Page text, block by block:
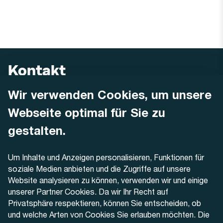
Wir verwenden Cookies, um unsere
Webseite optimal für Sie zu
gestalten.
Um Inhalte und Anzeigen personalisieren, Funktionen für
soziale Medien anbieten und die Zugriffe auf unsere
Website analysieren zu können, verwenden wir und einige
unserer Partner Cookies. Da wir Ihr Recht auf
Privatsphäre respektieren, können Sie entscheiden, ob
und welche Arten von Cookies Sie erlauben möchten. Die
Kontakt
AREMO
Dornacherstrasse 48
4500 Solothurn
+41 32 622 37 22
Kontaktformular